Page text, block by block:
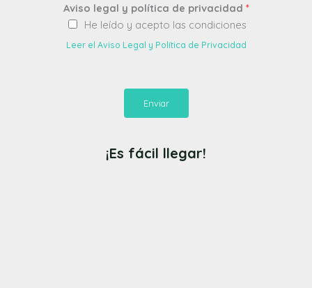
Aviso legal y política de privacidad *
He leído y acepto las condiciones
Leer el Aviso Legal y Política de Privacidad
Enviar
¡Es fácil llegar!